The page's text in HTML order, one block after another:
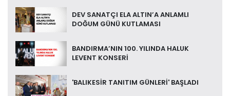
DEV SANATÇI ELA ALTIN’A ANLAMLI
DOĞUM GÜNÜ KUTLAMASI
BANDIRMA’NIN 100. YILINDA HALUK
LEVENT KONSERİ
'BALIKESİR TANITIM GÜNLERİ' BAŞLADI